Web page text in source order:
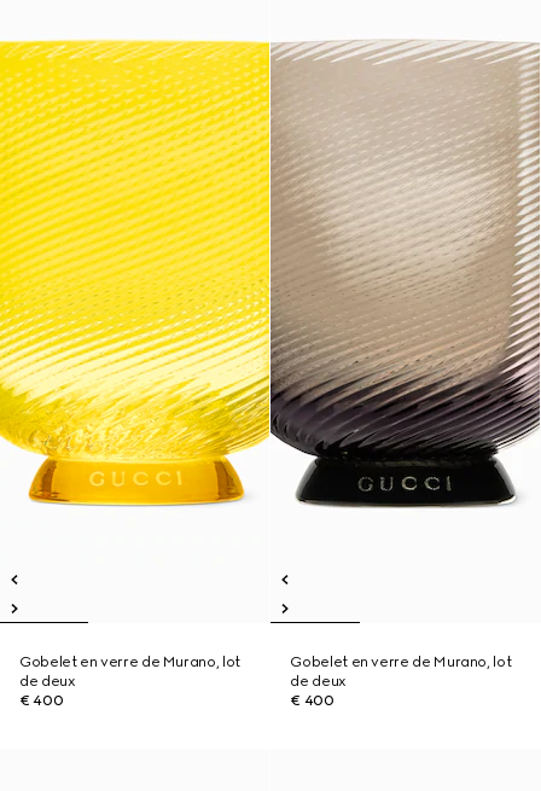
Gobelet en verre de Murano, lot
de deux
€ 400
Gobelet en verre de Murano, lot
de deux
€ 400